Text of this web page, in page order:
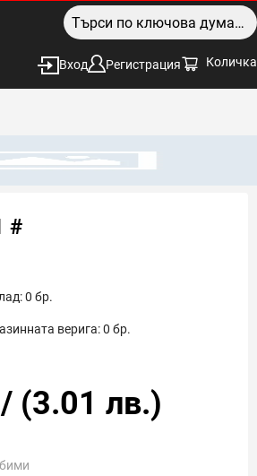
Вход Регистрация Количка
#
0 бр.
верига:0 бр.
/ (3.01 лв.)